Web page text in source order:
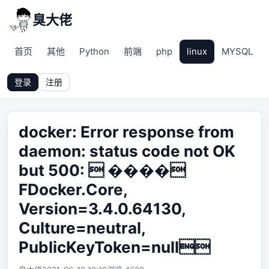
臭大佬
首页 其他 Python 前端 php linux MYSQL
登录 注册
docker: Error response from
daemon: status code not OK
but 500:  ����
FDocker.Core,
Version=3.4.0.64130,
Culture=neutral,
PublicKeyToken=null